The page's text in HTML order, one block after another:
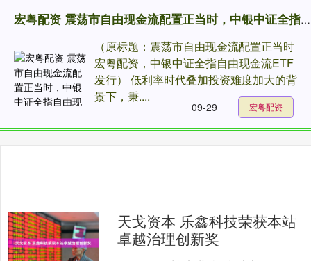
宏粤配资 震荡市自由现金流配置正当时，中银中证全指自由现金流ETF发行
（原标题：震荡市自由现金流配置正当时
宏粤配资，中银中证全指自由现金流ETF
发行） 低利率时代叠加投资难度加大的背
景下，秉....
宏粤配资
09-29
天戈资本 乐鑫科技荣获本站
卓越治理创新奖